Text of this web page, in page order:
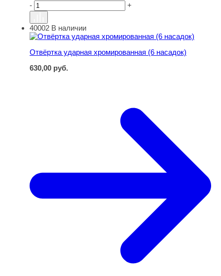
- +
Отвёртка ударная хромированная (6 насадок)
40002 В наличии
Отвёртка ударная хромированная (6 насадок)
630,00 руб.